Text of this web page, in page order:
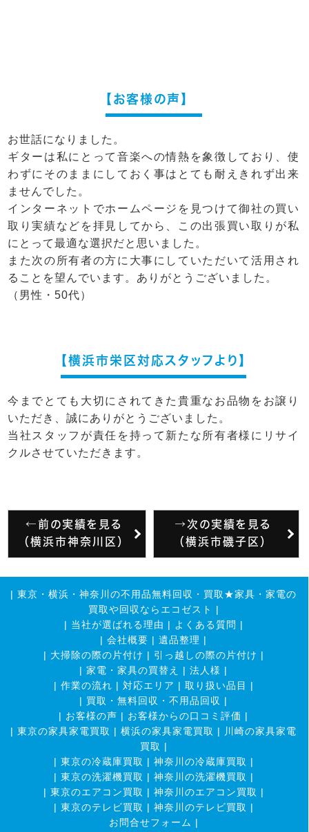
【お客様の声】
お世話になりました。
ギターは私にとって音楽への情熱を象徴しており、使
わずにそのままにしておく事はとても耐えきれず出来
ませんでした。
インターネットでホームページを見つけて御社の買い
取り実績などを拝見してから、この出張買い取りが私
にとって最適な選択だと思いました。
また次の所有者の方に大事にしていただいて活用され
ることを望んでいます。ありがとうございました。
（男性・50代）
【横浜市栄区対応スタッフより】
今までとても大切にされてきた貴重なお品物をお譲り
いただき、誠にありがとうございました。
当社スタッフが責任を持って新たな所有者様にリサイ
クルさせていただきます。
←前の実績を見る
（横浜市神奈川区）
→次の実績を見る
（横浜市磯子区）
| 東京・横浜・神奈川の不用品無料回収・買取★家具・家電の
買取や回収ならエコゼスト
|
| 当社が選ばれる理由 | よくある質問 |
| 会社概要 | 遺品整理 |
| 大掃除の際の片付け | 引っ越しの際の片付け |
| 家電・家具の買替え | 法人様 |
| 作業の流れ | 対応エリア | 取り扱い品目
|
| 買取・無料回収・不用品回収 |
| お客様の声 | お客様からの口コミ評価 |
| 東京の家具家電買取 | 横浜の家具家電買取 |
川崎の家具家電
買取 |
| 東京の冷蔵庫買取 | 神奈川の冷蔵庫買取 |
| 東京の洗濯機買取 | 神奈川の洗濯機買取 |
| 東京のエアコン買取 | 神奈川のエアコン買取 |
| 東京のテレビ買取 | 神奈川のテレビ買取 |
お問合せフォーム |